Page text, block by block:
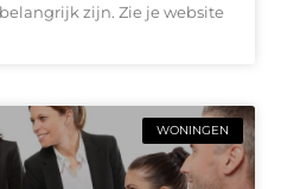
zijn. Zie je website
WONINGEN